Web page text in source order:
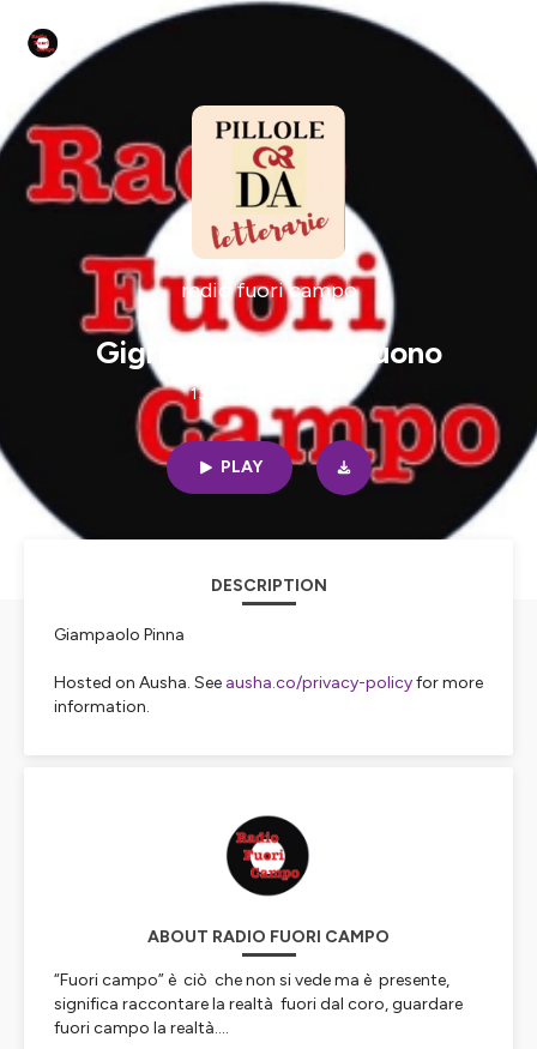
radio fuori campo
Gigi Riva rombo di tuono
13min | 02/15/2024
PLAY
DESCRIPTION
Giampaolo Pinna
Hosted on Ausha. See ausha.co/privacy-policyfor more
information.
ABOUT RADIO FUORI CAMPO
“Fuori campo” è ciò che non si vede ma è presente,
significa raccontare la realtà fuori dal coro, guardare
fuori campo la realtà....